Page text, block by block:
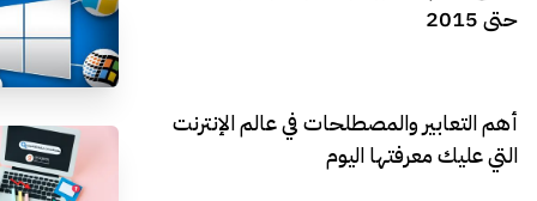
حتى 2015
أهم التعابير والمصطلحات في عالم الإنترنت
التي عليك معرفتها اليوم